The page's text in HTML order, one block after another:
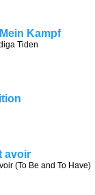
Kampf
Tiden
avoir
(To Be and To Have)